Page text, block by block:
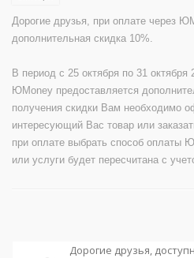
Дорогие друзья, при оплате через
дополнительная скидка 10%.
В период с 25 октября по 31 октября
ЮMoney предоставляется
получения скидки Вам необходимо
интересующий Вас товар или
при оплате выбрать способ оплаты
или услуги будет пересчитана с
Дорогие друзья,